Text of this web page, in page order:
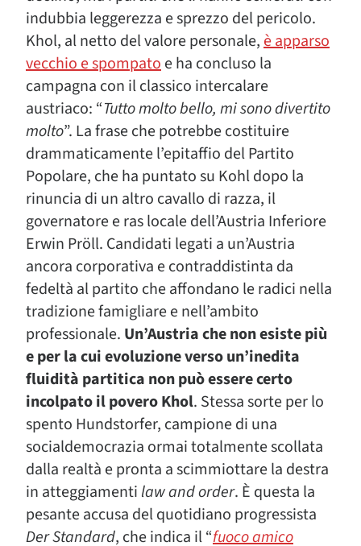
indubbia leggerezza e sprezzo del pericolo.
Khol, al netto del valore personale,è apparso
vecchio e spompatoe ha concluso la
campagna con il classico intercalare
austriaco: “Tutto molto bello, mi sono divertito
molto”. La frase che potrebbe costituire
drammaticamente l’epitaffio del Partito
Popolare, che ha puntato su Kohl dopo la
rinuncia di un altro cavallo di razza, il
governatore e ras locale dell’Austria Inferiore
Erwin Pröll. Candidati legati a un’Austria
ancora corporativa e contraddistinta da
fedeltà al partito che affondano le radici nella
tradizione famigliare e nell’ambito
professionale. Un’Austria che non esiste più
e per la cui evoluzione verso un’inedita
fluidità partitica non può essere certo
incolpato il povero Khol. Stessa sorte per lo
spento Hundstorfer, campione di una
socialdemocrazia ormai totalmente scollata
dalla realtà e pronta a scimmiottare la destra
in atteggiamenti law and order. È questa la
pesante accusa del quotidiano progressista
Der Standard, che indica il “fuoco amico